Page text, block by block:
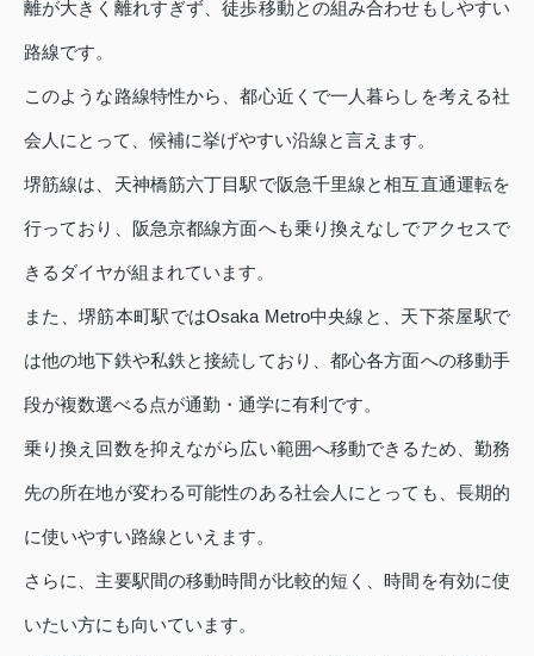
離が大きく離れすぎず、徒歩移動との組み合わせもしやすい
路線です。
このような路線特性から、都心近くで一人暮らしを考える社
会人にとって、候補に挙げやすい沿線と言えます。
堺筋線は、天神橋筋六丁目駅で阪急千里線と相互直通運転を
行っており、阪急京都線方面へも乗り換えなしでアクセスで
きるダイヤが組まれています。
また、堺筋本町駅ではOsaka Metro中央線と、天下茶屋駅で
は他の地下鉄や私鉄と接続しており、都心各方面への移動手
段が複数選べる点が通勤・通学に有利です。
乗り換え回数を抑えながら広い範囲へ移動できるため、勤務
先の所在地が変わる可能性のある社会人にとっても、長期的
に使いやすい路線といえます。
さらに、主要駅間の移動時間が比較的短く、時間を有効に使
いたい方にも向いています。